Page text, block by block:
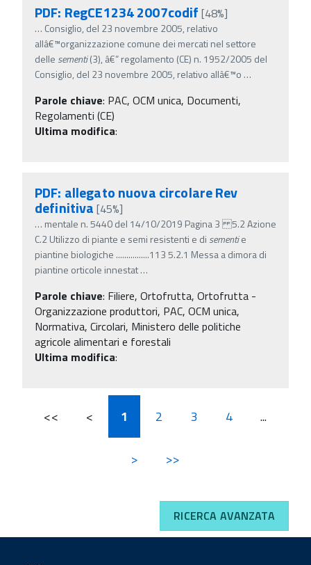
PDF: RegCE1234 2007codif [48%]
… Consiglio, del 23 novembre 2005, relativo
allâ€™organizzazione comune dei mercati nel settore
delle sementi(3), â€” regolamento (CE) n. 1952/2005 del
Consiglio, del 23 novembre 2005, relativo allâ€™o …
Parole chiave: PAC, OCM unica, Documenti,
Regolamenti (CE)
Ultima modifica:
PDF: allegato nuova circolare Rev
definitiva [45%]
… mentale n. 5440 del 14/10/2019 Pagina 3 5.2 Azione
C.2 Utilizzo di piante e semi resistenti e di sementie
piantine biologiche ................113 5.2.1 Messa a dimora di
piantine orticole innestat…
Parole chiave: Filiere, Ortofrutta, Ortofrutta -
Organizzazione produttori, PAC, OCM unica,
Normativa, Circolari, Ministero delle politiche
agricole alimentari e forestali
Ultima modifica:
<< < 1 2 3 4 ...
> >>
RICERCA AVANZATA